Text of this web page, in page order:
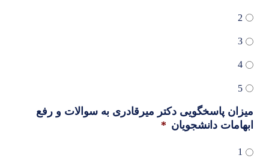
2
3
4
5
میزان پاسخگویی دکتر میرقادری به سوالات و رفع
ابهامات دانشجویان *
1